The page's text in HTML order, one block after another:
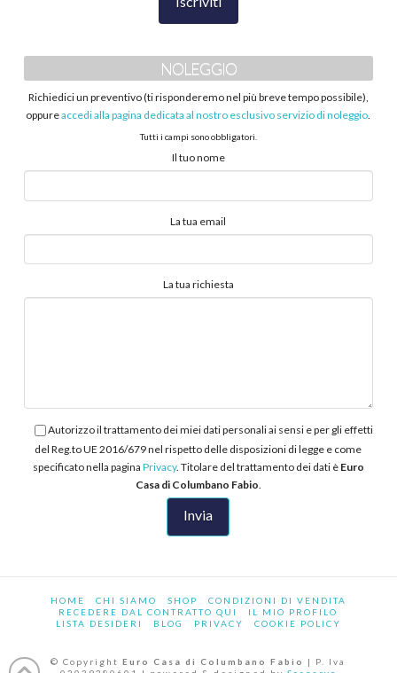
NOLEGGIO
Richiedici un preventivo (ti risponderemo nel più breve tempo possibile),
oppureaccedi alla pagina dedicata al nostro esclusivo servizio di noleggio.
Tutti i campi sono obbligatori.
Il tuo nome
La tua email
La tua richiesta
Autorizzo il trattamento dei miei dati personali ai sensi e per gli effetti
del Reg.to UE 2016/679 nel rispetto delle disposizioni di legge e come
specificato nella pagina Privacy. Titolare del trattamento dei dati è Euro
Casa di Columbano Fabio
HOME CHI SIAMO SHOP
CONDIZIONI DI VENDITA
RECEDERE DAL CONTRATTO QUI
IL MIO PROFILO
LISTA DESIDERI
BLOG PRIVACY COOKIE POLICY
© CopyrightEuro Casa di Columbano Fabio
| P. Iva